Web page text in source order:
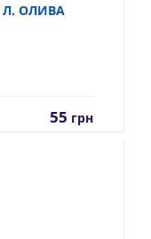
Л. ОЛИВА
55 грн